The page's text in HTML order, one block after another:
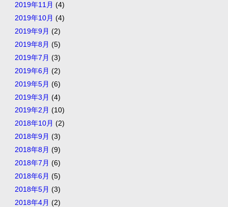
2019年11月 (4)
2019年10月 (4)
2019年9月 (2)
2019年8月 (5)
2019年7月 (3)
2019年6月 (2)
2019年5月 (6)
2019年3月 (4)
2019年2月 (10)
2018年10月 (2)
2018年9月 (3)
2018年8月 (9)
2018年7月 (6)
2018年6月 (5)
2018年5月 (3)
2018年4月 (2)